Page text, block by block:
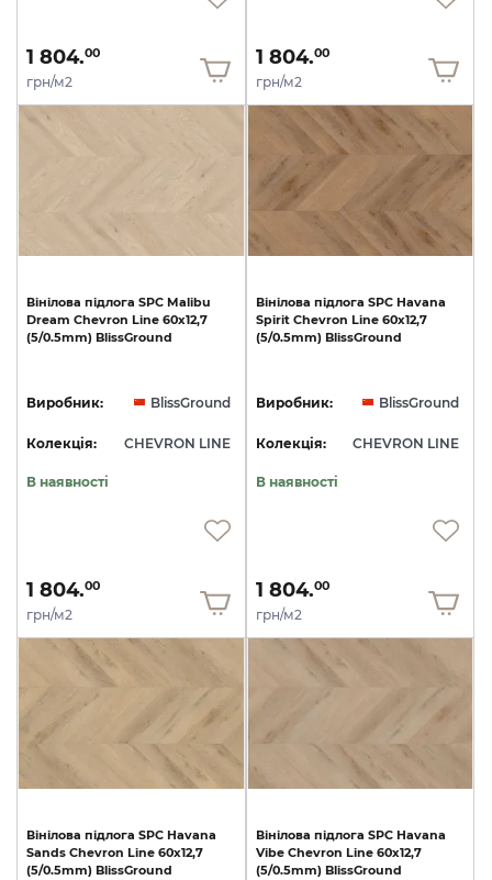
1 804.00
грн/м2
1 804.00
грн/м2
Вінілова підлога SPC Malibu
Dream Chevron Line 60x12,7
(5/0.5mm) BlissGround
Виробник: BlissGround
Колекція: CHEVRON LINE
В наявності
1 804.00
грн/м2
Вінілова підлога SPC Havana
Spirit Chevron Line 60x12,7
(5/0.5mm) BlissGround
Виробник: BlissGround
Колекція: CHEVRON LINE
В наявності
1 804.00
грн/м2
Вінілова підлога SPC Havana
Sands Chevron Line 60x12,7
(5/0.5mm) BlissGround
Вінілова підлога SPC Havana
Vibe Chevron Line 60x12,7
(5/0.5mm) BlissGround